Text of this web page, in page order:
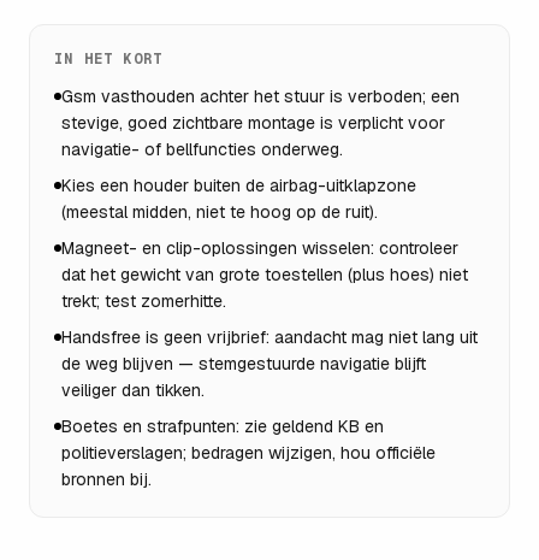
IN HET KORT
Gsm vasthouden achter het stuur is verboden; een
stevige, goed zichtbare montage is verplicht voor
navigatie- of bellfuncties onderweg.
Kies een houder buiten de airbag-uitklapzone
(meestal midden, niet te hoog op de ruit).
Magneet- en clip-oplossingen wisselen: controleer
dat het gewicht van grote toestellen (plus hoes) niet
trekt; test zomerhitte.
Handsfree is geen vrijbrief: aandacht mag niet lang uit
de weg blijven — stemgestuurde navigatie blijft
veiliger dan tikken.
Boetes en strafpunten: zie geldend KB en
politieverslagen; bedragen wijzigen, hou officiële
bronnen bij.